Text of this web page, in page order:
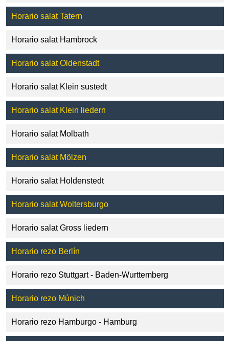
Horario salat Tatern
Horario salat Hambrock
Horario salat Oldenstadt
Horario salat Klein sustedt
Horario salat Klein liedern
Horario salat Molbath
Horario salat Mölzen
Horario salat Holdenstedt
Horario salat Woltersburgo
Horario salat Gross liedern
Horario rezo Berlín
Horario rezo Stuttgart - Baden-Wurttemberg
Horario rezo Múnich
Horario rezo Hamburgo - Hamburg